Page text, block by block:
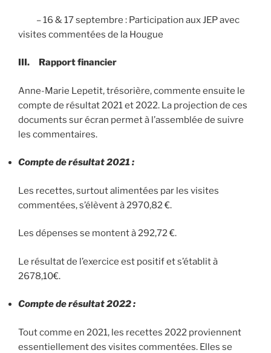
– 16 & 17 septembre : Participation aux JEP avec
visites commentées de la Hougue
III. Rapport financier
Anne-Marie Lepetit, trésorière, commente ensuite le
compte de résultat 2021 et 2022. La projection de ces
documents sur écran permet à l’assemblée de suivre
les commentaires.
Compte de résultat 2021 :
Les recettes, surtout alimentées par les visites
commentées, s’élèvent à 2970,82 €.
Les dépenses se montent à 292,72 €.
Le résultat de l’exercice est positif et s’établit à
2678,10€.
Compte de résultat 2022 :
Tout comme en 2021, les recettes 2022 proviennent
essentiellement des visites commentées. Elles se